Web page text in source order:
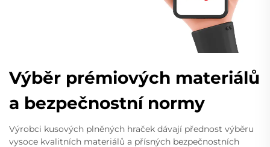
Výběr prémiových materiálů
a bezpečnostní normy
Výrobci kusových plněných hraček dávají přednost výběru
vysoce kvalitních materiálů a přísných bezpečnostních